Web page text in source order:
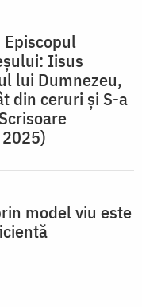
Episcopul
Iisus
lui Dumnezeu,
din ceruri și S-a
model viu este